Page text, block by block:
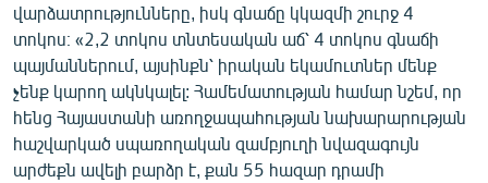
վարձատրությունները, իսկ գնաճը կկազմի շուրջ 4
տոկոս։ «2,2 տոկոս տնտեսական աճ՝ 4 տոկոս գնաճի
պայմաններում, այսինքն՝ իրական եկամուտներ մենք
չենք կարող ակնկալել: Համեմատության համար նշեմ, որ
հենց Հայաստանի առողջապահության նախարարության
հաշվարկած սպառողական զամբյուղի նվազագույն
արժեքն ավելի բարձր է, քան 55 հազար դրամի